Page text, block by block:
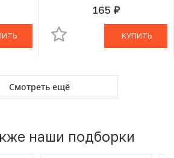
165 руб.В КОРЗИНЕ
КУПИТЬ
Смотреть ещё
наши подборки